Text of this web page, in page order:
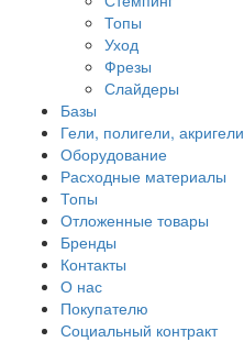
Топы
Уход
Фрезы
Слайдеры
Базы
Гели, полигели, акригели
Оборудование
Расходные материалы
Топы
Отложенные товары
Бренды
Контакты
О нас
Покупателю
Социальный контракт